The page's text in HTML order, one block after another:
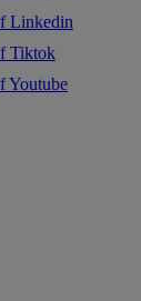
Linkedin
Tiktok
Youtube